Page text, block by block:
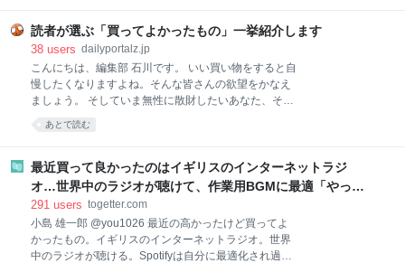
調理するのは、面倒くさい。特に夏は外出するのも調
理するのも暑くて億劫。そんなときでも、手軽に本格
麻婆豆腐が味わえるのがこちらの商品です。 熱湯で約
4〜5分あたためて（電子レンジであたためる場合は
500Wで約2分）、ご飯にかけるだけ。初めて食べたと
きは、正
読者が選ぶ「買ってよかったもの」一挙紹介します
38 users dailyportalz.jp
こんにちは、編集部 石川です。 いい買い物をすると自
慢したくなりますよね。そんな皆さんの欲望をかなえ
ましょう。 そしていま無性に散財したいあなた、そん
主義の手先となった我々人類にもたらされる癒しのひ
もの」です。 ただいまAmazonが7/13(月)いっぱいま
で、プライムデーの大型セール中（現在は先行セー
ル）なので、琴線に触れた方はどしどしお買い求めく
ださい。 ※このページのリンクからご購入いただくと
一部収益がサイトに還元され運営費になります。あり
がとうございます！
あとで読む
最近買って良かったのはイギリスのインターネットラジ
オ…世界中のラジオが聴けて、作業用BGMに最適「やっぱ
り物理的な機械」「この質感で鎮座してくれるのがいい」
291 users togetter.com
小島 雄一郎 @you1026 最近の高かったけど買ってよ
かったもの。イギリスのインターネットラジオ。世界
中のラジオが聴ける。Spotifyは自分に最適化され過ぎ